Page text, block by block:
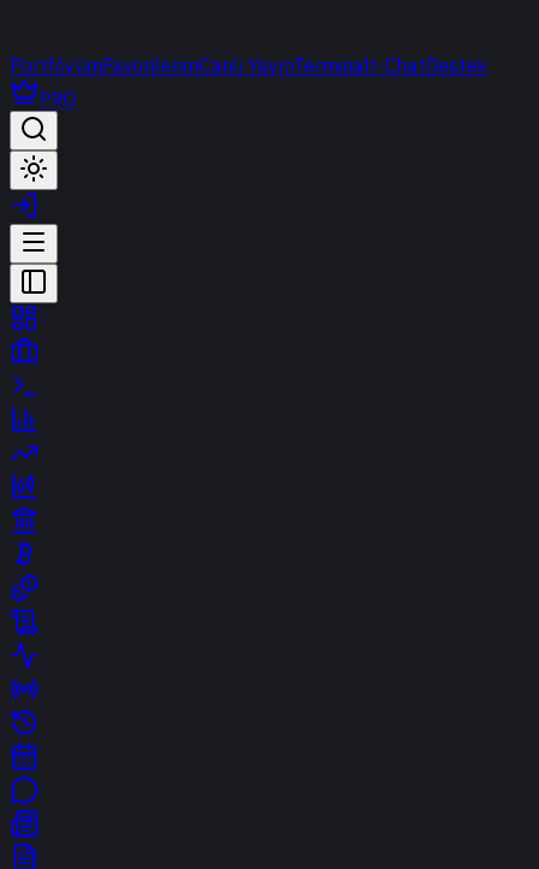
PortföyümFavorilerimCanlı YayınTerminalt-ChatDestek
PRO